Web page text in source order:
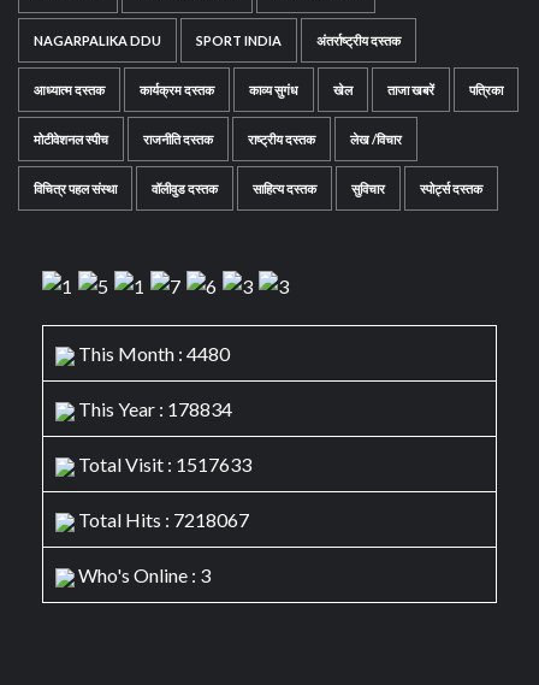
NAGARPALIKA DDU SPORT INDIA अंतर्राष्ट्रीय दस्तक
आध्यात्म दस्तक कार्यक्रम दस्तक काव्य सुगंध खेल ताजा खबरें पत्रिका
मोटीवेशनल स्पीच राजनीति दस्तक राष्ट्रीय दस्तक लेख /विचार
विचित्र पहल संस्था वॉलीवुड दस्तक साहित्य दस्तक सुविचार स्पोर्ट्स दस्तक
This Month : 4480
This Year : 178834
Total Visit : 1517633
Total Hits : 7218067
Who's Online : 3